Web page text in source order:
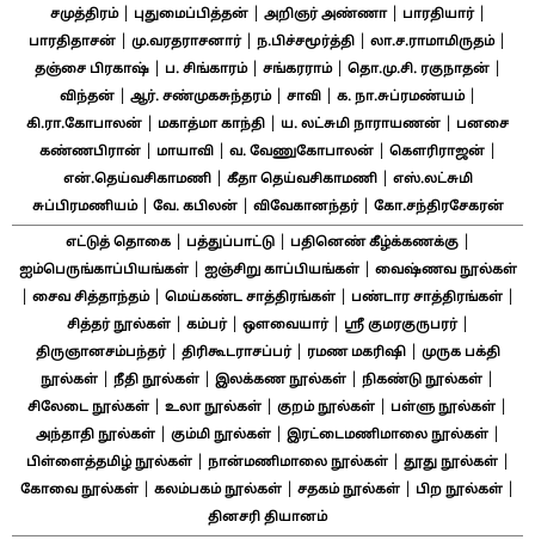
சமுத்திரம்| புதுமைப்பித்தன்| அறிஞர் அண்ணா| பாரதியார்|
பாரதிதாசன் மு.வரதராசனார்| ந.பிச்சமூர்த்தி லா.ச.ராமாமிருதம்|
தஞ்சை பிரகாஷ்| ப. சிங்காரம்| சங்கரராம்| தொ.மு.சி. ரகுநாதன்|
விந்தன்| ஆர். சண்முகசுந்தரம்| சாவி| க. நா.சுப்ரமண்யம்|
கி.ரா.கோபாலன் மகாத்மா காந்தி ய. லட்சுமி நாராயணன்
பனசை
கண்ணபிரான்| மாயாவி| வ. வேணுகோபாலன்| கௌரிராஜன்|
என்.தெய்வசிகாமணி| கீதா தெய்வசிகாமணி|
எஸ்.லட்சுமி
சுப்பிரமணியம்| வே. கபிலன்| விவேகானந்தர்| கோ.சந்திரசேகரன்
எட்டுத் தொகை| பத்துப்பாட்டு| பதினெண் கீழ்க்கணக்கு|
ஐம்பெருங்காப்பியங்கள்| ஐஞ்சிறு காப்பியங்கள்| வைஷ்ணவ நூல்கள்
சைவ சித்தாந்தம்| மெய்கண்ட சாத்திரங்கள் பண்டார சாத்திரங்கள்
சித்தர் நூல்கள்| கம்பர்| ஔவையார்| ஸ்ரீ குமரகுருபரர்|
திருஞானசம்பந்தர்| திரிகூடராசப்பர்| ரமண மகரிஷி|
முருக பக்தி
நூல்கள்
நீதி நூல்கள் இலக்கண நூல்கள் நிகண்டு நூல்கள்
சிலேடை நூல்கள் உலா நூல்கள் குறம் நூல்கள் பள்ளு நூல்கள்
அந்தாதி நூல்கள்| கும்மி நூல்கள்| இரட்டைமணிமாலை நூல்கள்|
பிள்ளைத்தமிழ் நூல்கள்| நான்மணிமாலை நூல்கள்| தூது நூல்கள்|
கோவை நூல்கள் கலம்பகம் நூல்கள் சதகம் நூல்கள் பிற நூல்கள்
தினசரி தியானம்